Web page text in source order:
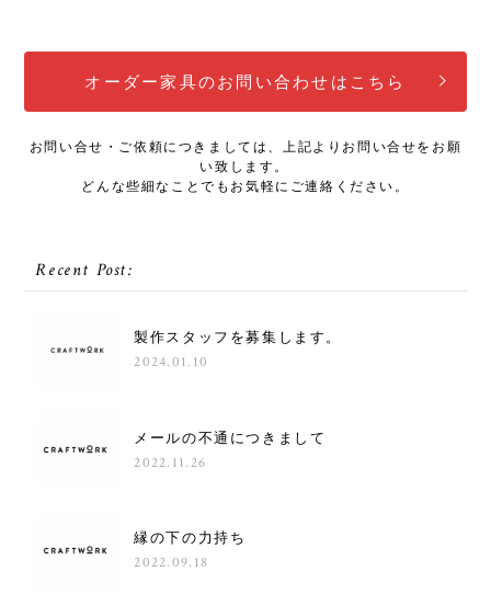
オーダー家具のお問い合わせはこちら
お問い合せ・ご依頼につきましては、上記よりお問い合せをお願
い致します。
どんな些細なことでもお気軽にご連絡ください。
Recent Post:
製作スタッフを募集します。
2024.01.10
メールの不通につきまして
2022.11.26
縁の下の力持ち
2022.09.18